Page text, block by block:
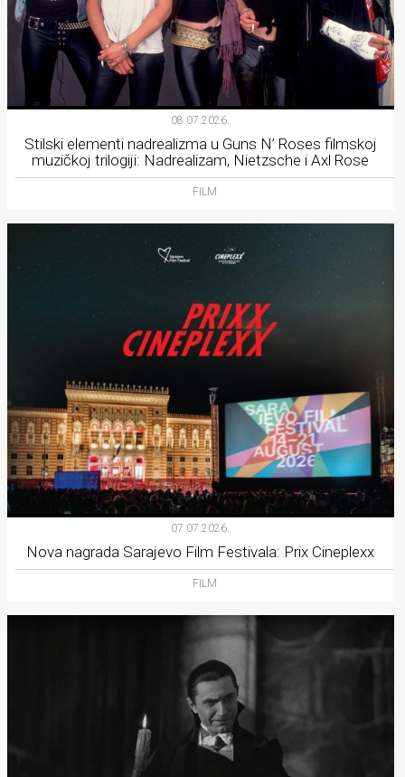
08.07.2026.
Stilski elementi nadrealizma u Guns N’ Roses filmskoj
muzičkoj trilogiji: Nadrealizam, Nietzsche i Axl Rose
FILM
07.07.2026.
Nova nagrada Sarajevo Film Festivala: Prix Cineplexx
FILM